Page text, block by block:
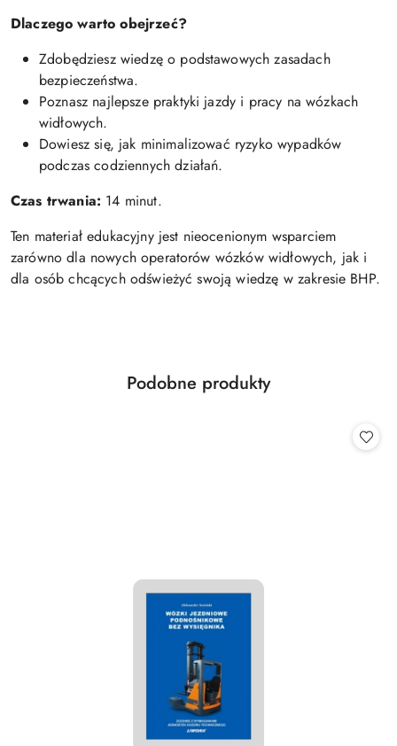
Dlaczego warto obejrzeć?
Zdobędziesz wiedzę o podstawowych zasadach
bezpieczeństwa.
Poznasz najlepsze praktyki jazdy i pracy na wózkach
widłowych.
Dowiesz się, jak minimalizować ryzyko wypadków
podczas codziennych działań.
Czas trwania: 14 minut.
Ten materiał edukacyjny jest nieocenionym wsparciem
zarówno dla nowych operatorów wózków widłowych, jak i
dla osób chcących odświeżyć swoją wiedzę w zakresie BHP.
Pomiń karuzelę produktów
Produkty
Podobne produkty